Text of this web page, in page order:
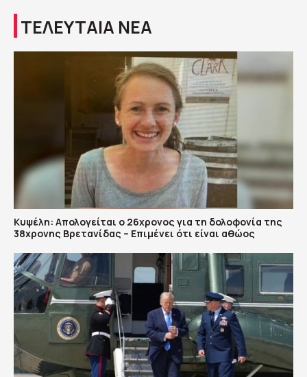
ΤΕΛΕΥΤΑΙΑ ΝΕΑ
Κυψέλη: Απολογείται ο 26χρονος για τη δολοφονία της
38χρονης Βρετανίδας – Επιμένει ότι είναι αθώος